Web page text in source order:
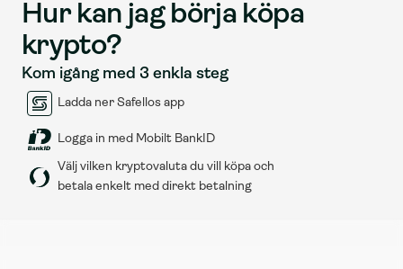
Hur kan jag börja köpa
krypto?
Kom igång med 3 enkla steg
Ladda ner Safellos app
Logga in med Mobilt BankID
Välj vilken kryptovaluta du vill köpa och
betala enkelt med direkt betalning